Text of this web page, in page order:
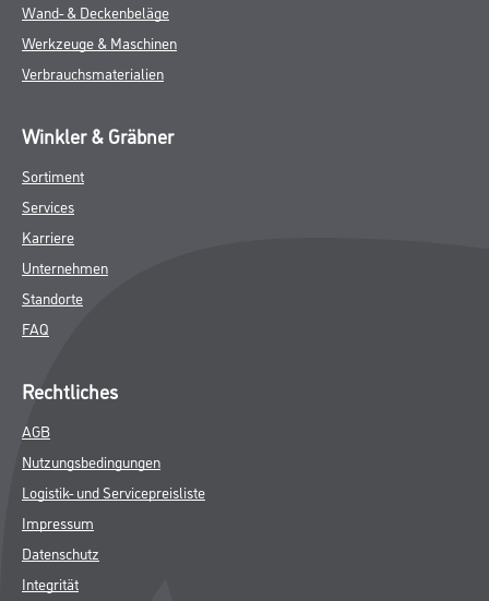
Wand- & Deckenbeläge
Werkzeuge & Maschinen
Verbrauchsmaterialien
Winkler & Gräbner
Sortiment
Services
Karriere
Unternehmen
Standorte
FAQ
Rechtliches
AGB
Nutzungsbedingungen
Logistik- und Servicepreisliste
Impressum
Datenschutz
Integrität